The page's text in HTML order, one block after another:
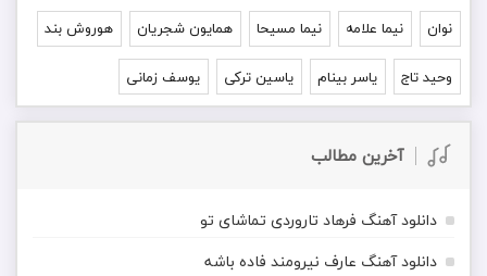
نوان نیما علامه نیما مسیحا همایون شجریان هوروش بند
وحید تاج یاسر بینام یاسین ترکی یوسف زمانی
آخرین مطالب
دانلود آهنگ فرهاد تاروردی تماشای تو
دانلود آهنگ عارف نیرومند فاده باشه